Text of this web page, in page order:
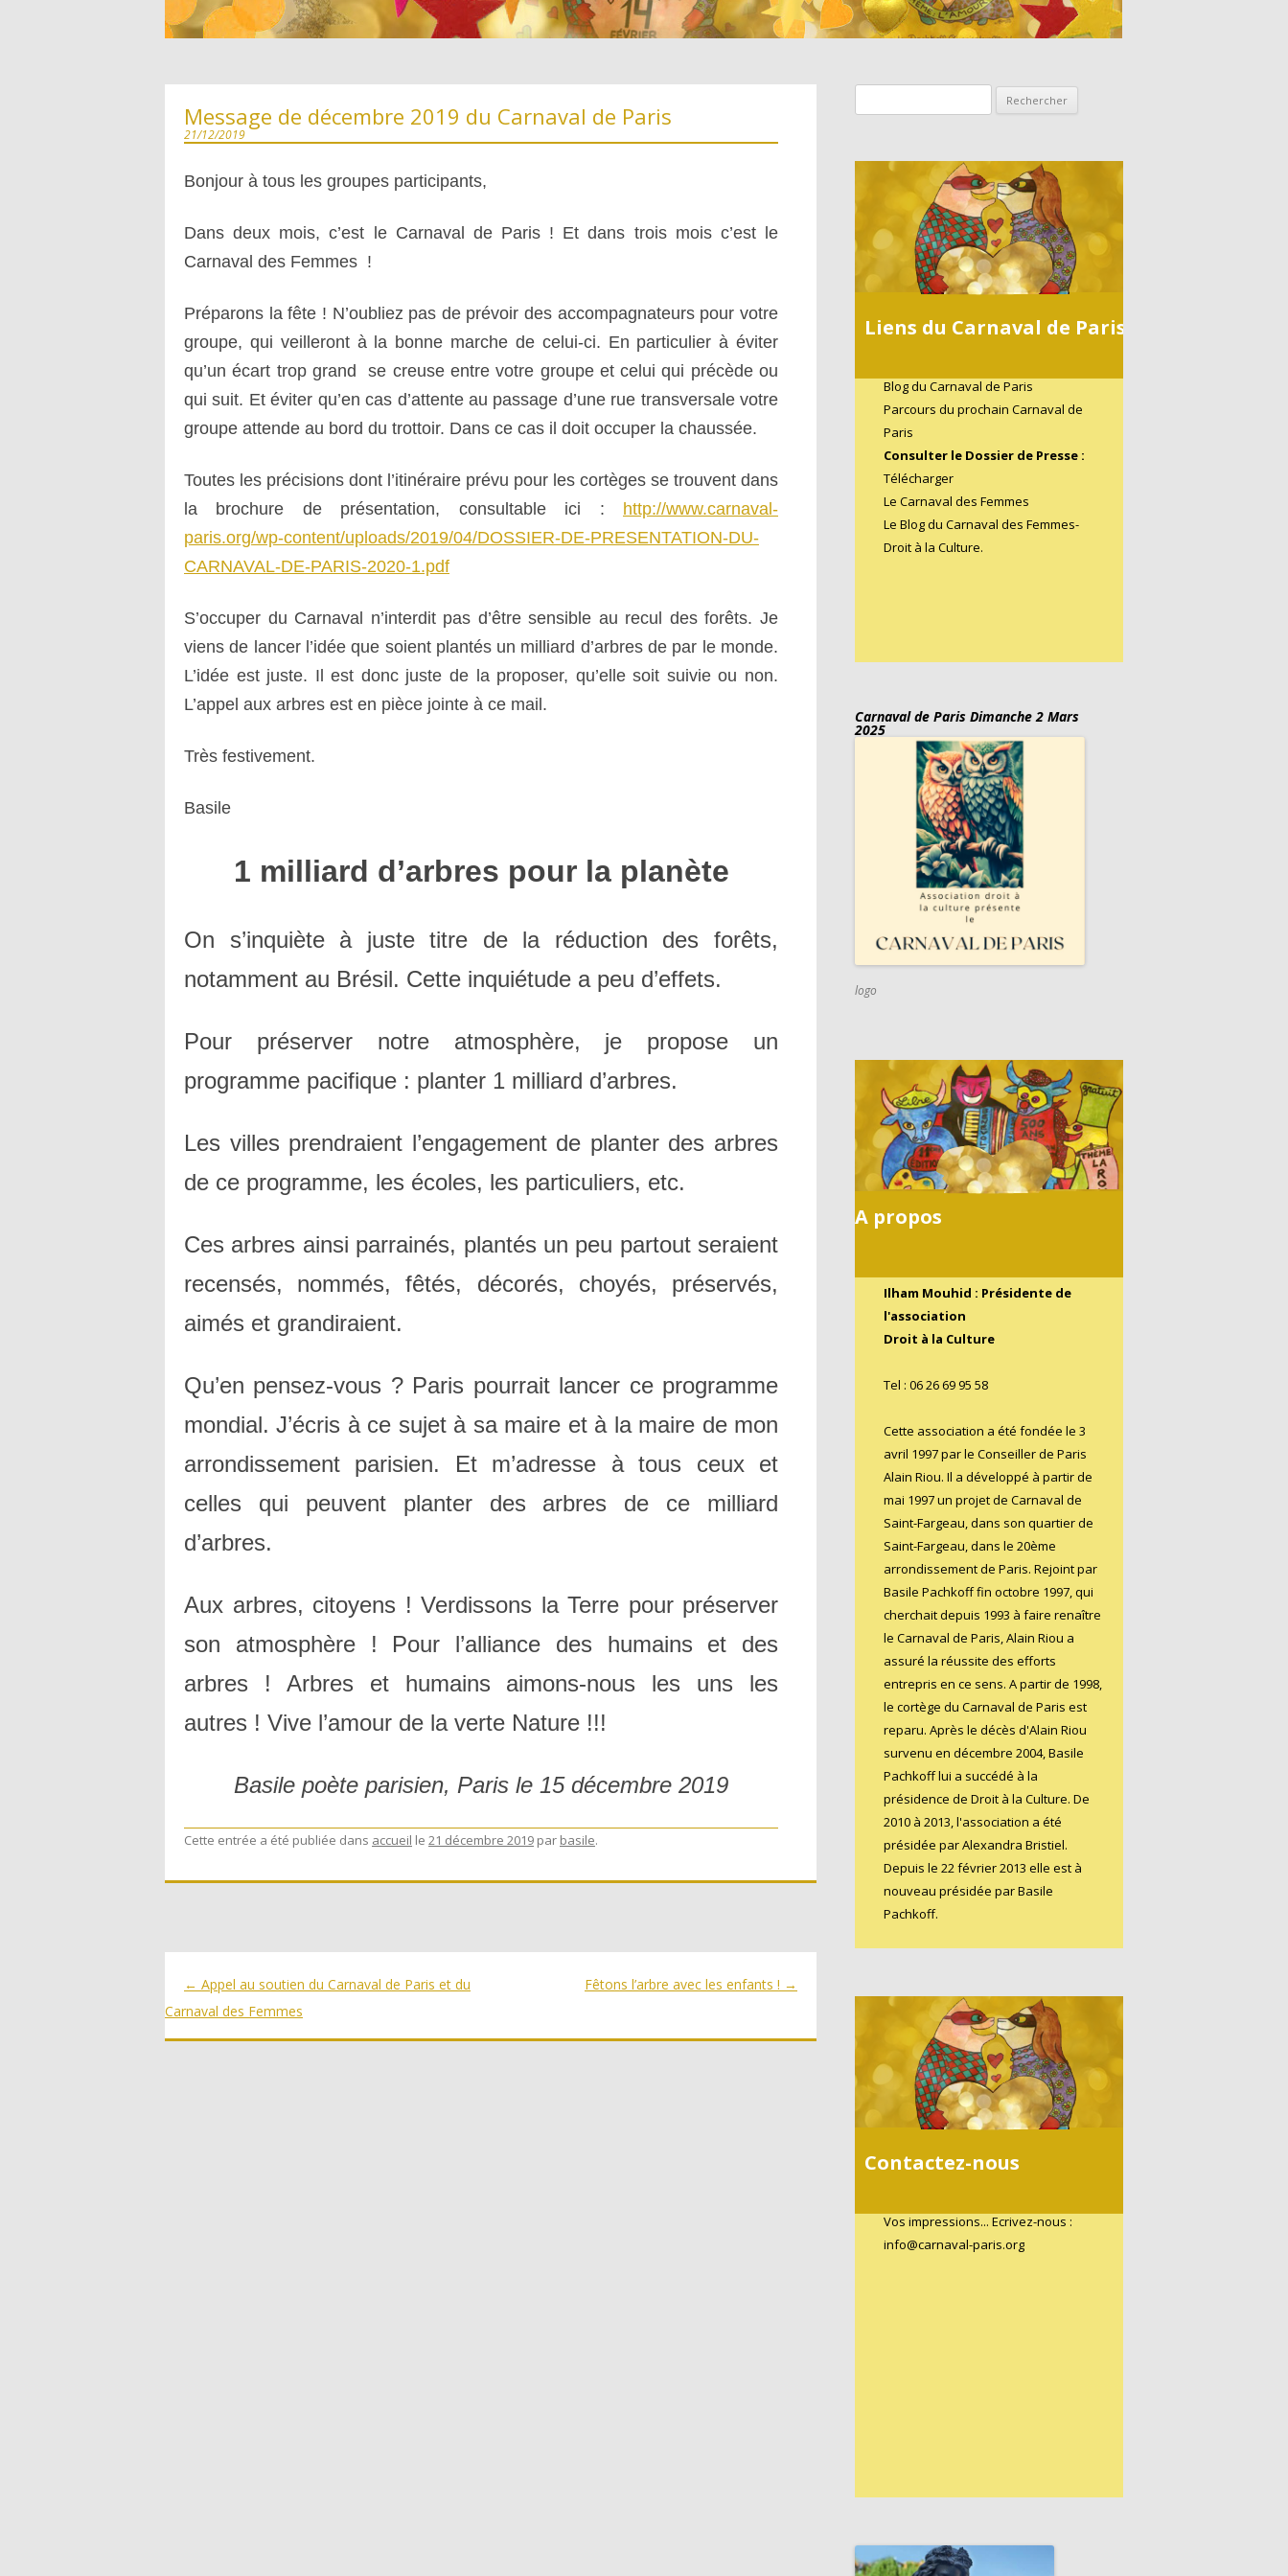
PHOTOS DES CARNAVALS
LETTRE DU MAIRE DU PARIS
CONFETTI EN 1902
LE BŒUF VOLANT EN 1868
LE BŒUF GRAS VERS 1855
1835
Message de décembre 2019 du Carnaval de Paris
21/12/2019
Bonjour à tous les groupes participants,
Dans deux mois, c’est le Carnaval de Paris ! Et dans trois mois c’est le
Carnaval des Femmes !
Préparons la fête ! N’oubliez pas de prévoir des accompagnateurs pour votre
groupe, qui veilleront à la bonne marche de celui-ci. En particulier à éviter
qu’un écart trop grand se creuse entre votre groupe et celui qui précède ou
qui suit. Et éviter qu’en cas d’attente au passage d’une rue transversale votre
groupe attende au bord du trottoir. Dans ce cas il doit occuper la chaussée.
Toutes les précisions dont l’itinéraire prévu pour les cortèges se trouvent dans
la brochure de présentation, consultable ici : http://www.carnaval-
paris.org/wp-content/uploads/2019/04/DOSSIER-DE-PRESENTATION-DU-
CARNAVAL-DE-PARIS-2020-1.pdf
S’occuper du Carnaval n’interdit pas d’être sensible au recul des forêts. Je
viens de lancer l’idée que soient plantés un milliard d’arbres de par le monde.
L’idée est juste. Il est donc juste de la proposer, qu’elle soit suivie ou non.
L’appel aux arbres est en pièce jointe à ce mail.
Très festivement.
Basile
1 milliard d’arbres pour la planète
On s’inquiète à juste titre de la réduction des forêts,
notamment au Brésil. Cette inquiétude a peu d’effets.
Pour préserver notre atmosphère, je propose un
programme pacifique : planter 1 milliard d’arbres.
Les villes prendraient l’engagement de planter des arbres
de ce programme, les écoles, les particuliers, etc.
Ces arbres ainsi parrainés, plantés un peu partout seraient
recensés, nommés, fêtés, décorés, choyés, préservés,
aimés et grandiraient.
Qu’en pensez-vous ? Paris pourrait lancer ce programme
mondial. J’écris à ce sujet à sa maire et à la maire de mon
arrondissement parisien. Et m’adresse à tous ceux et
celles qui peuvent planter des arbres de ce milliard
d’arbres.
Aux arbres, citoyens ! Verdissons la Terre pour préserver
son atmosphère ! Pour l’alliance des humains et des
arbres ! Arbres et humains aimons-nous les uns les
autres ! Vive l’amour de la verte Nature !!!
Basile poète parisien, Paris le 15 décembre 2019
Cette entrée a été publiée dans accueil le 21 décembre 2019 par basile.
Navigation
des
articles
← Appel au soutien du Carnaval de Paris et du
Carnaval des Femmes
Fêtons l’arbre avec les enfants ! →
Liens du Carnaval de Paris
Blog du Carnaval de Paris
Parcours du prochain Carnaval de
Paris
Consulter le Dossier de Presse :
Télécharger
Le Carnaval des Femmes
Le Blog du Carnaval des Femmes-
Droit à la Culture.
Carnaval de Paris Dimanche 2 Mars
2025
logo
A propos
Ilham Mouhid : Présidente de
l'association
Droit à la Culture
Tel : 06 26 69 95 58
Cette association a été fondée le 3
avril 1997 par le Conseiller de Paris
Alain Riou. Il a développé à partir de
mai 1997 un projet de Carnaval de
Saint-Fargeau, dans son quartier de
Saint-Fargeau, dans le 20ème
arrondissement de Paris. Rejoint par
Basile Pachkoff fin octobre 1997, qui
cherchait depuis 1993 à faire renaître
le Carnaval de Paris, Alain Riou a
assuré la réussite des efforts
entrepris en ce sens. A partir de 1998,
le cortège du Carnaval de Paris est
reparu. Après le décès d'Alain Riou
survenu en décembre 2004, Basile
Pachkoff lui a succédé à la
présidence de Droit à la Culture. De
2010 à 2013, l'association a été
présidée par Alexandra Bristiel.
Depuis le 22 février 2013 elle est à
nouveau présidée par Basile
Pachkoff.
Contactez-nous
Vos impressions... Ecrivez-nous :
info@carnaval-paris.org